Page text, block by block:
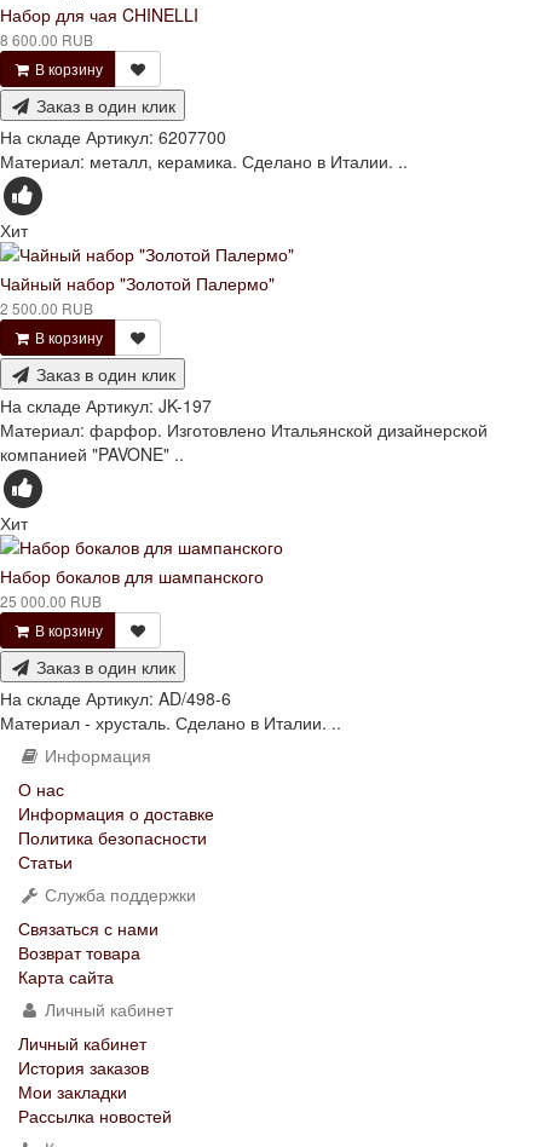
Набор для чая CHINELLI
8 600.00 RUB
В корзину
Заказ в один клик
На складе Артикул: 6207700
Материал: металл, керамика. Сделано в Италии. ..
Хит
Чайный набор "Золотой Палермо"
2 500.00 RUB
В корзину
Заказ в один клик
На складе Артикул: JK-197
Материал: фарфор. Изготовлено Итальянской дизайнерской
компанией "PAVONE" ..
Хит
Набор бокалов для шампанского
25 000.00 RUB
В корзину
Заказ в один клик
На складе Артикул: AD/498-6
Материал - хрусталь. Сделано в Италии. ..
Информация
О нас
Информация о доставке
Политика безопасности
Статьи
Служба поддержки
Связаться с нами
Возврат товара
Карта сайта
Личный кабинет
Личный кабинет
История заказов
Мои закладки
Рассылка новостей